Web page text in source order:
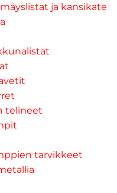
ja kansikate
telineet
tarvikkeet